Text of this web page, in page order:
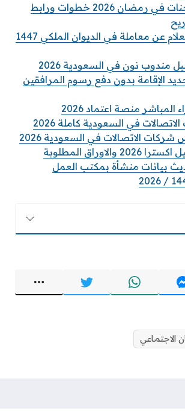
دخول الشاحنات في رمضان 2026 خطوات ورابط
طريقة الاستعلام عن معاملة في الديوان الملكي 1447
نون في السعودية 2026
الإقامة بدون دفع رسوم المرافقين
منصة اعتماد 2026
في السعودية كاملة 2026
الاتصالات في السعودية 2026
المطلوبة
بيانات منشأة بمكتب العمل
الاجتماعي